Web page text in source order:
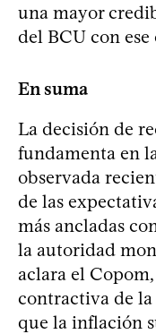
una mayor
del BCU con
En suma
La decisión de
fundamenta en
observada
de las
más ancladas
la autoridad
aclara el
contractiva de
que la inflación